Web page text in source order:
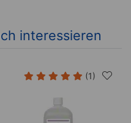
interessieren
(1)